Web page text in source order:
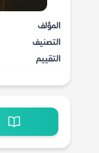
المؤلف
التصنيف
التقييم